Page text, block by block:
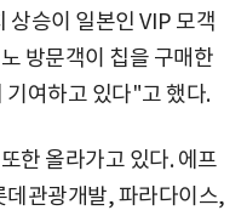
승이 일본인 VIP 모객
방문객이 칩을 구매한
기여하고 있다"고 했다.
한 올라가고 있다. 에프
데관광개발, 파라다이스,